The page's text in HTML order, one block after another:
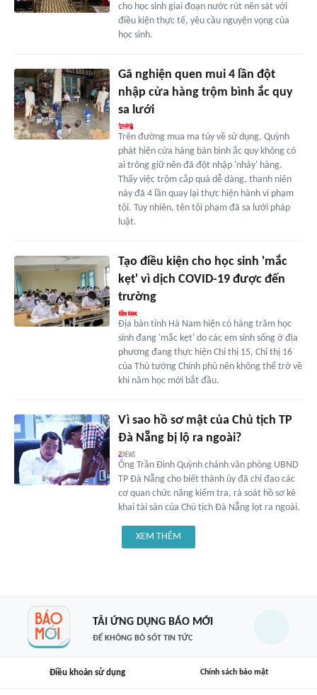
cho học sinh giai đoạn nước rút nên sát với
điều kiện thực tế, yêu cầu nguyện vọng của
học sinh.
Gã nghiện quen mui 4 lần đột
nhập cửa hàng trộm bình ắc quy
sa lưới
Trên đường mua ma túy về sử dụng, Quỳnh
phát hiện cửa hàng bán bình ắc quy không có
ai trông giữ nên đã đột nhập 'nhảy' hàng.
Thấy việc trộm cắp quá dễ dàng, thanh niên
này đã 4 lần quay lại thực hiện hành vi phạm
tội. Tuy nhiên, tên tội phạm đã sa lưới pháp
luật.
Tạo điều kiện cho học sinh 'mắc
kẹt' vì dịch COVID-19 được đến
trường
Địa bàn tỉnh Hà Nam hiện có hàng trăm học
sinh đang 'mắc kẹt' do các em sinh sống ở địa
phương đang thực hiện Chỉ thị 15, Chỉ thị 16
của Thủ tướng Chính phủ nên không thể trở về
khi năm học mới bắt đầu.
Vì sao hồ sơ mật của Chủ tịch TP
Đà Nẵng bị lộ ra ngoài?
Ông Trần Đình Quỳnh chánh văn phòng UBND
TP Đà Nẵng cho biết thành ủy đã chỉ đạo các
cơ quan chức năng kiểm tra, rà soát hồ sơ kê
khai tài sản của Chủ tịch Đà Nẵng lọt ra ngoài.
XEM THÊM
TẢI ỨNG DỤNG BÁO MỚI
ĐỂ KHÔNG BỎ SÓT TIN TỨC
Điều khoản sử dụng Chính sách bảo mật